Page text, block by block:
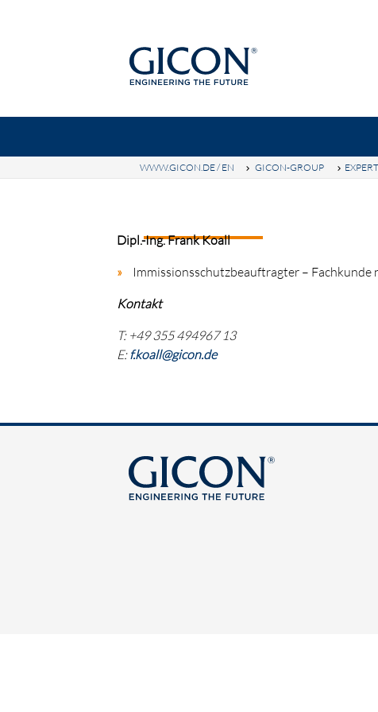
WWW.GICON.DE / EN GICON-GROUP
Dipl.-Ing. Frank Koall
Immissionsschutzbeauftragter – Fachkunde
Kontakt
T: +49 355 494967 13
E:f.koall@gicon.de